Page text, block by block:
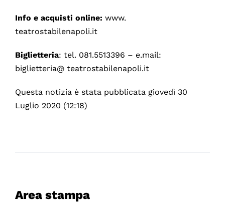
Info e acquisti online: www.
teatrostabilenapoli.it
Biglietteria: tel. 081.5513396 – e.mail:
biglietteria@ teatrostabilenapoli.it
Questa notizia è stata pubblicata giovedì 30
Luglio 2020 (12:18)
Area stampa